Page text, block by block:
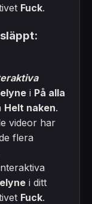
Fuck.
i På alla
Helt naken.
videor har
flera
i ditt
Fuck.